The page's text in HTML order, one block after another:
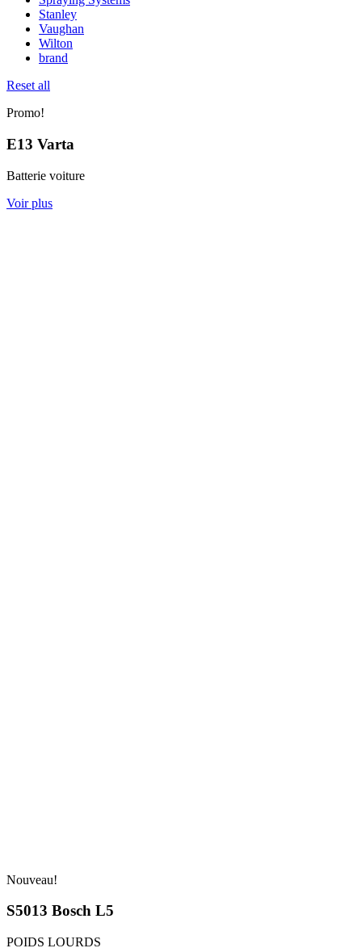
FAQ
Stanley
Vaughan
Wilton
brand
Reset all
Promo!
E13 Varta
Batterie voiture
Voir plus
Nouveau!
S5013 Bosch L5
POIDS LOURDS